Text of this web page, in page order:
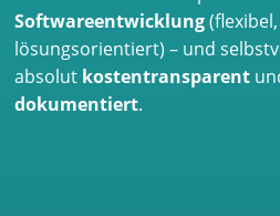
Softwareentwicklung
lösungsorientiert) – und
absolut kostentransparent
dokumentiert.